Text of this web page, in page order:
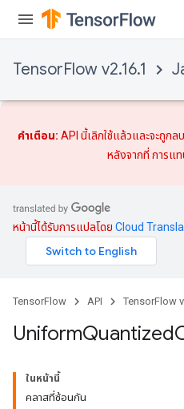
TensorFlow v2.16.1
คำเตือน: API นี้เลิกใช้แล้วและจะถูก
หลังจากที่ การแ
หน้านี้ได้รับการแปลโดย Cloud
TensorFlow API TensorFlow
UniformQuantized
ในหน้านี้
คลาสที่ซ้อนกัน